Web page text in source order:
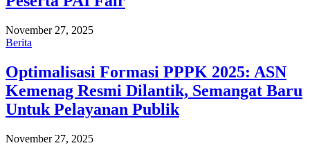
November 27, 2025
Berita
Optimalisasi Formasi PPPK 2025: ASN
Kemenag Resmi Dilantik, Semangat Baru
Untuk Pelayanan Publik
November 27, 2025